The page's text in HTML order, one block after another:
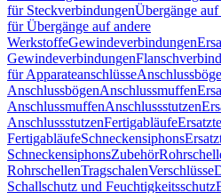
für SteckverbindungenÜbergänge
für Übergänge auf andere
WerkstoffeGewindeverbindungen
Gewindeverbindungen
für Apparateanschlüsse
AnschlussbögenAnschlussmuffen
AnschlussmuffenAnschlussstutzen
AnschlussstutzenFertigabläufe
FertigabläufeSchneckensiphons
SchneckensiphonsZubehör
RohrschellenTragschalenVerschlüsse
Schallschutz und Feuchtigkeitsschutz